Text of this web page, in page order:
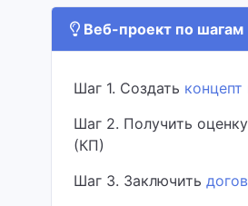
Веб-проект по шагам
Шаг 1. Создать концепт
Шаг 2. Получить
(КП)
Шаг 3. Заключить